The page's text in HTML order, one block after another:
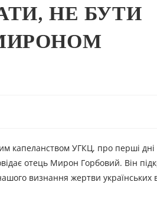
НЕ БУТИ
капеланством УГКЦ, про перші дні
отець Мирон Горбовий. Він
визнання жертви українських